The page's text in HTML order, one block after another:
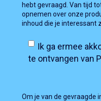
hebt gevraagd. Van tijd
opnemen over onze
inhoud die je interessant
Ik ga ermee
te ontvangen van
Om je van de gevraagde